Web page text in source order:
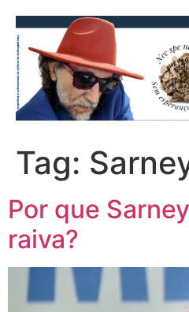
Tag:
Por que
raiva?